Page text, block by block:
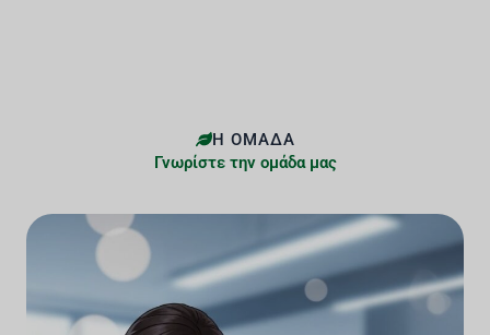
Η ΟΜΆΔΑ
Γνωρίστε την ομάδα μας